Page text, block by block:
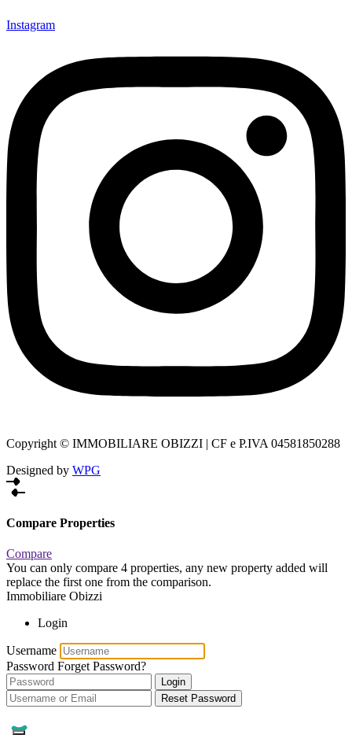
Instagram
Copyright © IMMOBILIARE OBIZZI | CF e P.IVA 04581850288
Designed by WPG
Compare Properties
Compare
You can only compare 4 properties, any new property added will
replace the first one from the comparison.
Immobiliare Obizzi
Login
Username
Password Forget Password?
Login
Reset Password